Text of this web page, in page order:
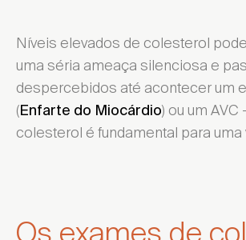
Níveis elevados de colesterol
uma séria ameaça silenciosa e
despercebidos até acontecer um
(Enfarte do Miocárdio) ou um AVC
colesterol é fundamental para uma